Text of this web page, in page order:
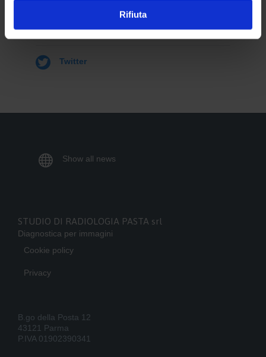
Rifiuta
 Facebook
 Twitter
 Show all news
STUDIO DI RADIOLOGIA PASTA srl
Diagnostica per immagini
Cookie policy
Privacy
B.go della Posta 12
43121 Parma
P.IVA 01902390341